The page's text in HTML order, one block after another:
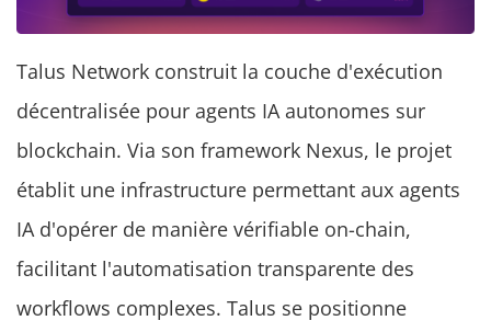
Talus Network construit la couche d'exécution
décentralisée pour agents IA autonomes sur
blockchain. Via son framework Nexus, le projet
établit une infrastructure permettant aux agents
IA d'opérer de manière vérifiable on-chain,
facilitant l'automatisation transparente des
workflows complexes. Talus se positionne